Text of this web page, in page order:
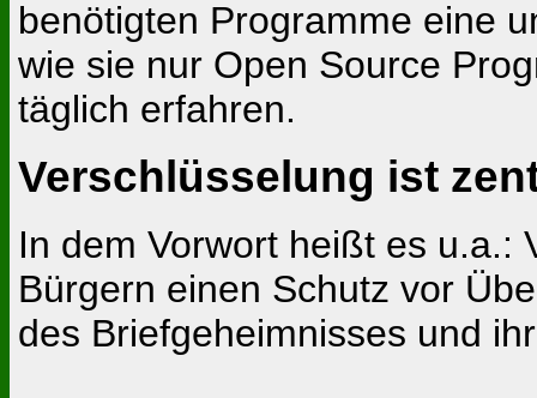
benötigten Programme eine
wie sie nur Open Source
täglich erfahren.
Verschlüsselung ist
In dem Vorwort heißt es u.a.:
Bürgern einen Schutz vor
des Briefgeheimnisses und